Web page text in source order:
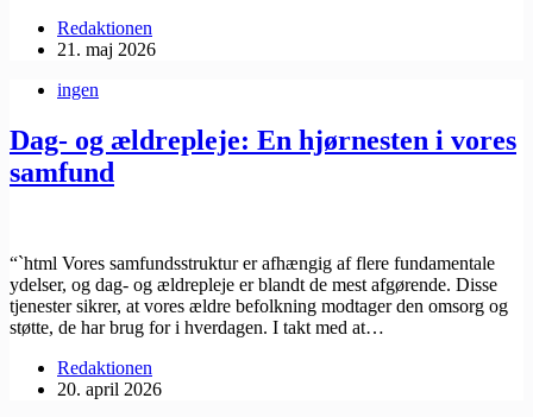
Redaktionen
21. maj 2026
ingen
Dag- og ældrepleje: En hjørnesten i vores
samfund
“`html Vores samfundsstruktur er afhængig af flere fundamentale
ydelser, og dag- og ældrepleje er blandt de mest afgørende. Disse
tjenester sikrer, at vores ældre befolkning modtager den omsorg og
støtte, de har brug for i hverdagen. I takt med at…
Redaktionen
20. april 2026